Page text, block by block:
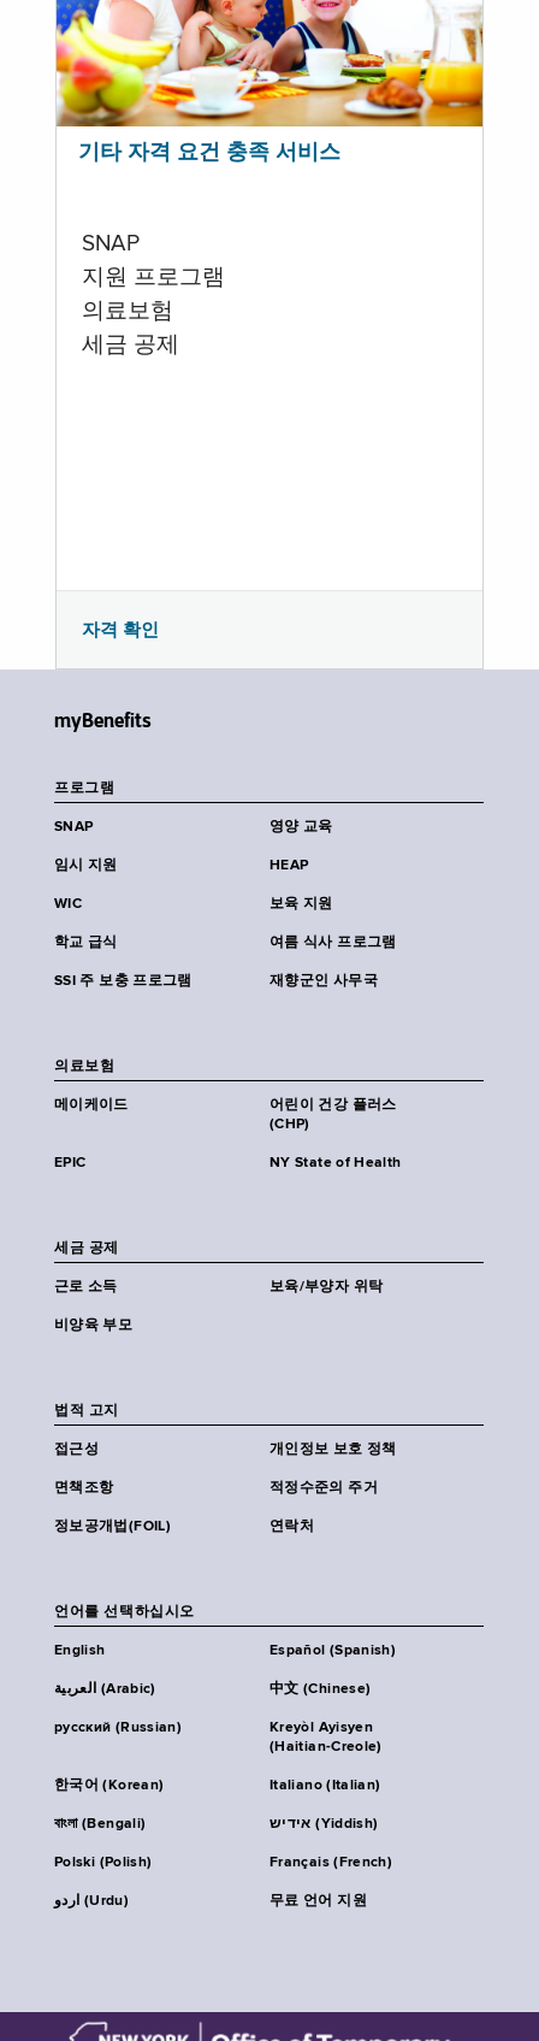
기타 자격 요건 충족 서비스
SNAP
지원 프로그램
의료보험
세금 공제
자격 확인
myBenefits
프로그램
SNAP 영양 교육
임시 지원 HEAP
WIC 보육 지원
학교 급식 여름 식사 프로그램
SSI 주 보충 프로그램 재향군인 사무국
의료보험
메이케이드
어린이 건강 플러스
(CHP)
EPIC NY State of Health
세금 공제
근로 소득 보육/부양자 위탁
비양육 부모
법적 고지
접근성 개인정보 보호 정책
면책조항 적정수준의 주거
정보공개법(FOIL) 연락처
언어를 선택하십시오
English Español (Spanish)
العربية (Arabic) 中文 (Chinese)
русский (Russian)
Kreyòl Ayisyen
(Haitian-Creole)
한국어 (Korean) Italiano (Italian)
বাংলা (Bengali) אידיש (Yiddish)
Polski (Polish) Français (French)
اردو (Urdu) 무료 언어 지원